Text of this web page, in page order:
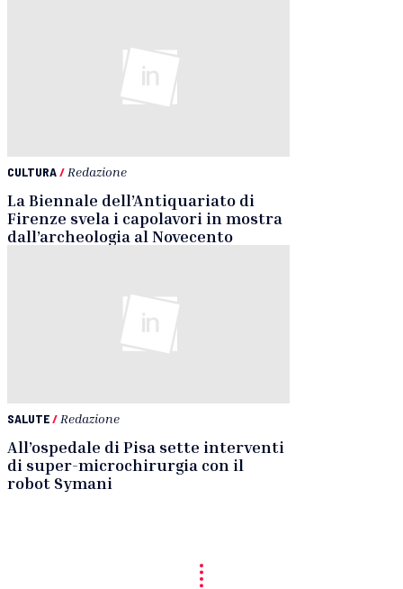
CULTURA/ Redazione
La Biennale dell’Antiquariato di
Firenze svela i capolavori in mostra
dall’archeologia al Novecento
SALUTE/Redazione
All’ospedale di Pisa sette interventi
di super-microchirurgia con il
robot Symani